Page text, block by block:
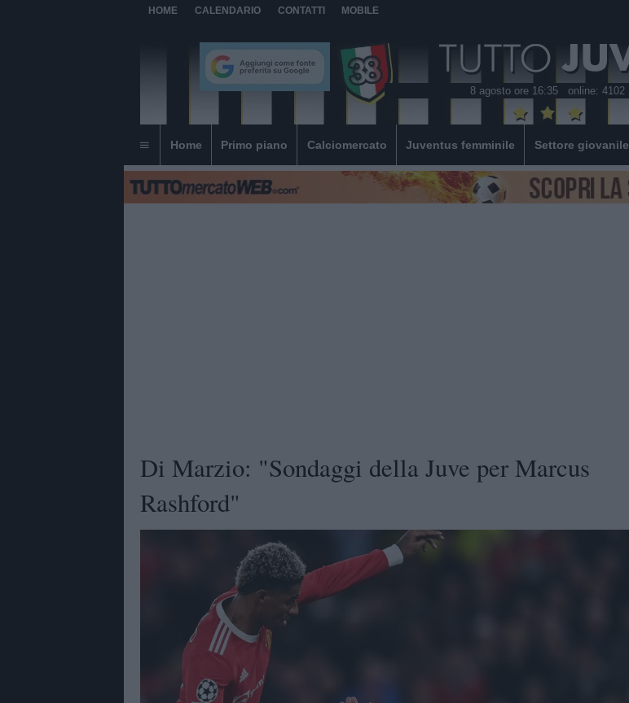
HOME CALENDARIO CONTATTI MOBILE
8 agosto ore 16:35 online: 4102
Home Primo piano Calciomercato Juventus femminile Settore giovanile
Di Marzio: "Sondaggi della Juve per Marcus
Rashford"